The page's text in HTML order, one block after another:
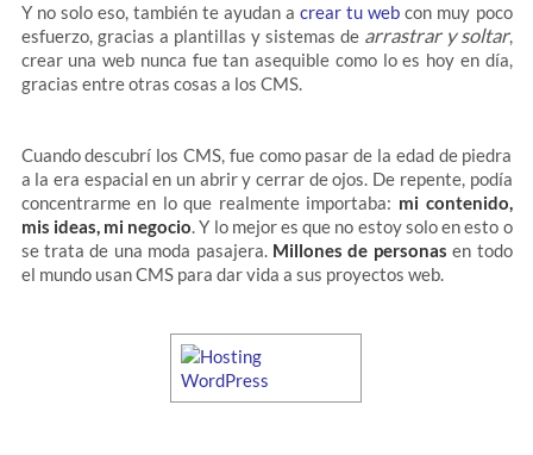
Y no solo eso, también te ayudan acrear tu web con muy poco
esfuerzo, gracias a plantillas y sistemas de arrastrar y soltar,
crear una web nunca fue tan asequible como lo es hoy en día,
gracias entre otras cosas a los CMS.
Cuando descubrí los CMS, fue como pasar de la edad de piedra
a la era espacial en un abrir y cerrar de ojos. De repente, podía
concentrarme en lo que realmente importaba: mi contenido,
mis ideas, mi negocio. Y lo mejor es que no estoy solo en esto o
se trata de una moda pasajera. Millones de personas en todo
el mundo usan CMS para dar vida a sus proyectos web.